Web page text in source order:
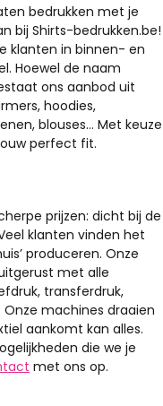
gekozen
worden
op
de
productpagina
bedrukken met je
bij Shirts-bedrukken.be!
klanten in binnen- en
Hoewel de naam
ons aanbod uit
hoodies,
blouses… Met keuze
perfect fit.
prijzen: dicht bij de
klanten vinden het
produceren. Onze
met alle
transferdruk,
machines draaien
aankomt kan alles.
die we je
met ons op.